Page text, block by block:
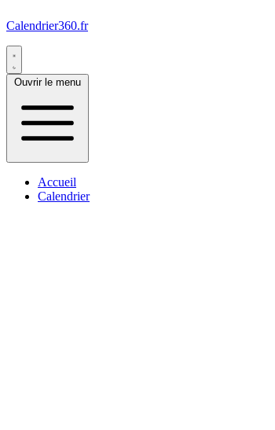
Calendrier360.fr
Ouvrir le menu
Accueil
Calendrier